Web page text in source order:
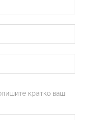
кратко ваш